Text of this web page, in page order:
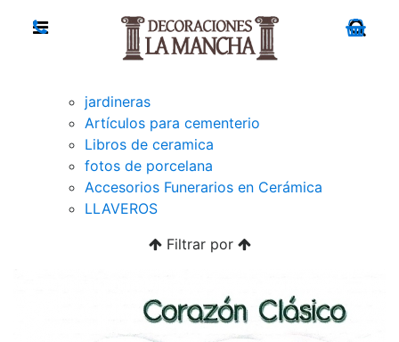
jardineras
Artículos para cementerio
Libros de ceramica
fotos de porcelana
Accesorios Funerarios en Cerámica
LLAVEROS
Filtrar por